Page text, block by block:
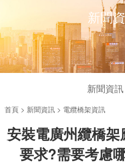
新聞
新聞資訊
首頁> 新聞資訊> 電纜橋架資訊
安裝電廣州纜橋
要求?需要考慮